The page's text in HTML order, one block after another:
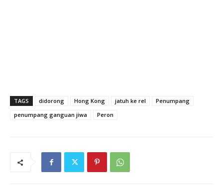
TAGS didorong Hong Kong jatuh ke rel
Penumpang
penumpang ganguan jiwa
Peron